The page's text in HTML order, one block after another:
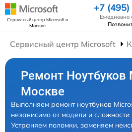
Сервисный центр Microsoftв
Москве
+7
Ежедневно
Сервисный центр Microsoft
Ремонт Ноутбуков
Москве
Выполняем ремонт ноутбуков
независимо от модели и сложности
Устраняем поломки, заменяем